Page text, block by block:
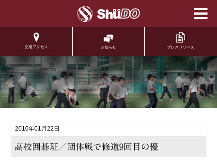
学校法人修道学園 修
交通アクセス お知らせ プレスリリース
.
2010年01月22日
高校囲碁班／団体戦で修道9回目の優